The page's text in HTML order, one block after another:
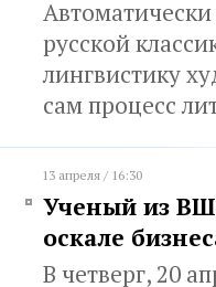
русской
лингвистику
сам процесс
13 апреля / 16:30
Ученый из
оскале
В четверг, 20